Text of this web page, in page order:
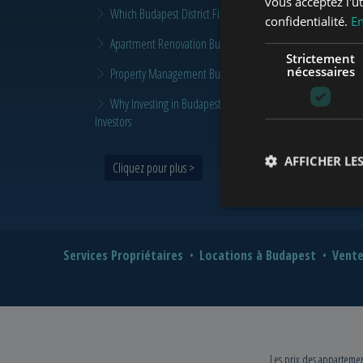
Which Budapest District Fits Which Property Investor in 2026?
Apartment Renovation Budapest: How to Plan a Smarter
Property Management Budapest: When Does It Make Sense
Why Investing in Budapest Real Estate is a Smart Move in
Investors
Cliquez pour plus >
Services Propriétaires Locations à Budapest
Les prix des
confidentialité.
Strictement
nécessaires
AFFICHER